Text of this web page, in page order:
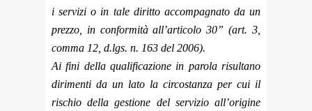
i servizi o in tale diritto accompagnato da un
prezzo, in conformità all’articolo 30” (art. 3,
comma 12, d.lgs. n. 163 del 2006).
Ai fini della qualificazione in parola risultano
dirimenti da un lato la circostanza per cui il
rischio della gestione del servizio all’origine